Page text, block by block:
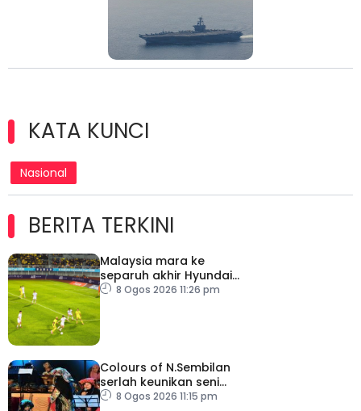
KATA KUNCI
Nasional
BERITA TERKINI
Malaysia mara ke
separuh akhir Hyundai
ASEAN Cup
8 Ogos 2026 11:26 pm
Colours of N.Sembilan
serlah keunikan seni
budaya negeri beradat
8 Ogos 2026 11:15 pm